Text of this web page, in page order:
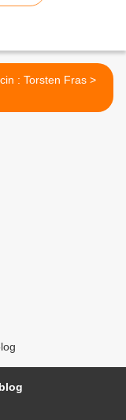
Clavecin : Torsten Fras >